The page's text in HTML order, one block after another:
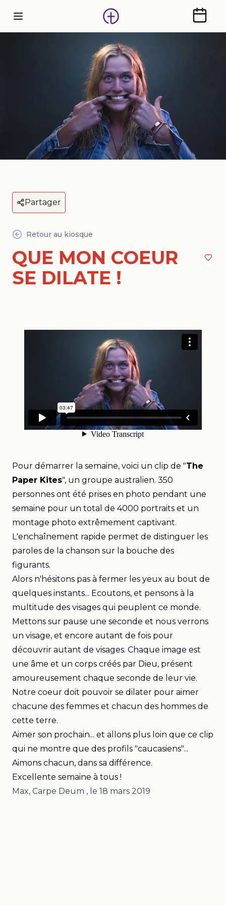
Partager
Retour au kiosque
QUE MON COEUR
SE DILATE !
Pour démarrer la semaine, voici un clip de "The
Paper Kites", un groupe australien. 350
personnes ont été prises en photo pendant une
semaine pour un total de 4000 portraits et un
montage photo extrêmement captivant.
L'enchaînement rapide permet de distinguer les
paroles de la chanson sur la bouche des
figurants.
Alors n'hésitons pas à fermer les yeux au bout de
quelques instants... Ecoutons, et pensons à la
multitude des visages qui peuplent ce monde.
Mettons sur pause une seconde et nous verrons
un visage, et encore autant de fois pour
découvrir autant de visages. Chaque image est
une âme et un corps créés par Dieu, présent
amoureusement chaque seconde de leur vie.
Notre coeur doit pouvoir se dilater pour aimer
chacune des femmes et chacun des hommes de
cette terre.
Aimer son prochain... et allons plus loin que ce clip
qui ne montre que des profils "caucasiens"...
Aimons chacun, dans sa différence.
Excellente semaine à tous !
Max, Carpe Deum , le 18 mars 2019